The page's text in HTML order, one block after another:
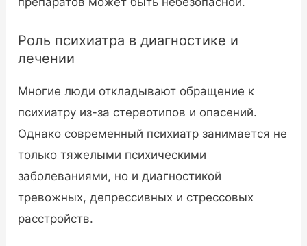
Роль психиатра в диагностике и
лечении
Многие люди откладывают обращение к
психиатру из-за стереотипов и опасений.
Однако современный психиатр занимается не
только тяжелыми психическими
заболеваниями, но и диагностикой
тревожных, депрессивных и стрессовых
расстройств.